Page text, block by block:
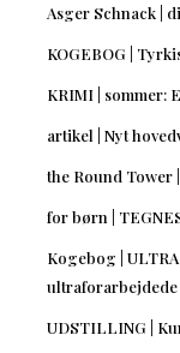
Asger Schnack |
KOGEBOG |
KRIMI | sommer:
artikel | Nyt
the Round Tower
for børn |
Kogebog |
UDSTILLING |